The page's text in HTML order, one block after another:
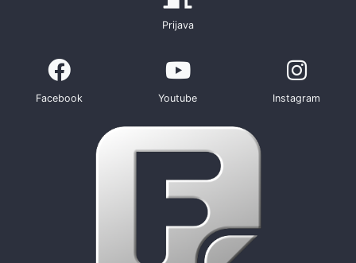
Prijava
Facebook Youtube Instagram